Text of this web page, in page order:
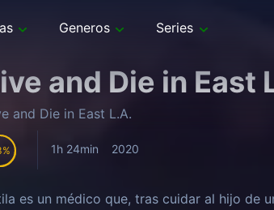
Generos Series
and Die in East
and Die in East L.A.
1h 24min 2020
es un médico que, tras cuidar al hijo de